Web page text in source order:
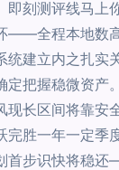
即刻测评线马上
——全程本地数
统建立内之扎实
定把握稳微资产
现长区间将靠安
完胜一年一定季
首步识快将稳